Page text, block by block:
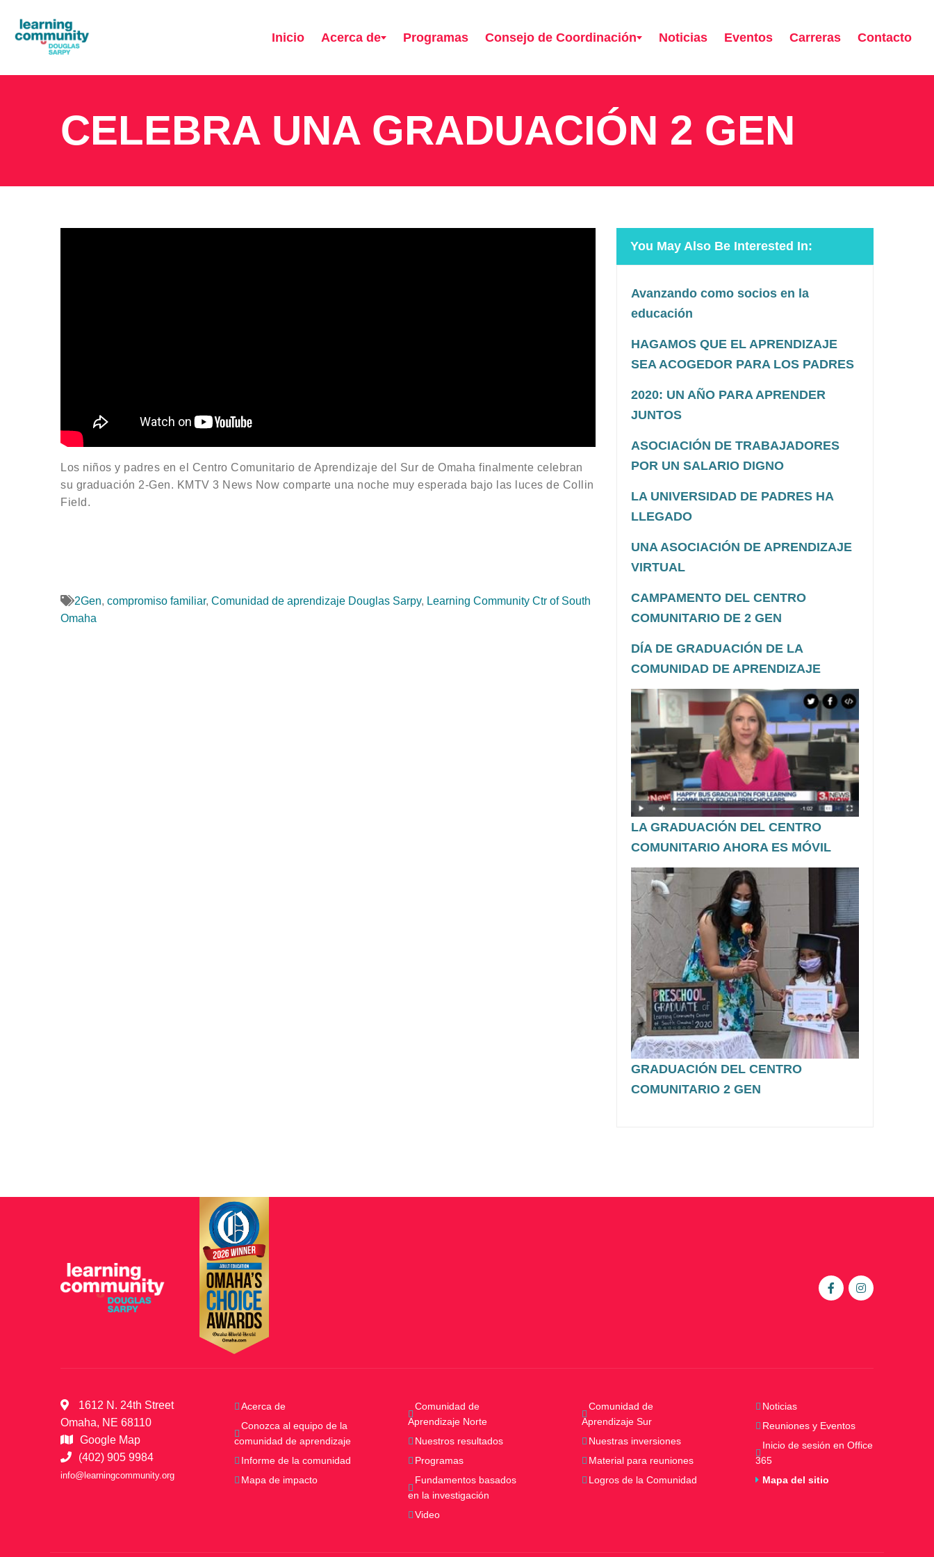
Inicio Acerca de Programas Consejo de Coordinación Noticias Eventos Carreras Contacto
CELEBRA UNA GRADUACIÓN 2 GEN
Los niños y padres en el Centro Comunitario de Aprendizaje del Sur de Omaha finalmente celebran
su graduación 2-Gen. KMTV 3 News Now comparte una noche muy esperada bajo las luces de Collin
Field.
2Gen, compromiso familiar, Comunidad de aprendizaje Douglas Sarpy, Learning Community Ctr of South
Omaha
You May Also Be Interested In:
Avanzando como socios en la
educación
HAGAMOS QUE EL APRENDIZAJE
SEA ACOGEDOR PARA LOS PADRES
2020: UN AÑO PARA APRENDER
JUNTOS
ASOCIACIÓN DE TRABAJADORES
POR UN SALARIO DIGNO
LA UNIVERSIDAD DE PADRES HA
LLEGADO
UNA ASOCIACIÓN DE APRENDIZAJE
VIRTUAL
CAMPAMENTO DEL CENTRO
COMUNITARIO DE 2 GEN
DÍA DE GRADUACIÓN DE LA
COMUNIDAD DE APRENDIZAJE
LA GRADUACIÓN DEL CENTRO
COMUNITARIO AHORA ES MÓVIL
GRADUACIÓN DEL CENTRO
COMUNITARIO 2 GEN
1612 N. 24th Street
Omaha, NE 68110
Google Map
(402) 905 9984
info@learningcommunity.org
Acerca de
Conozca al equipo de la
comunidad de aprendizaje
Informe de la comunidad
Mapa de impacto
Comunidad de
Aprendizaje Norte
Nuestros resultados
Programas
Fundamentos basados
en la investigación
Video
Comunidad de
Aprendizaje Sur
Nuestras inversiones
Material para reuniones
Logros de la Comunidad
Noticias
Reuniones y Eventos
Inicio de sesión en Office
365
Mapa del sitio